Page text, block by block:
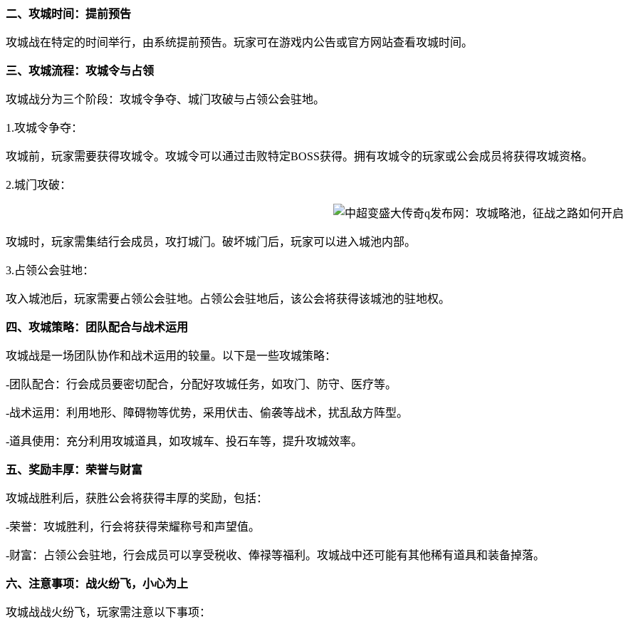
二、攻城时间：提前预告
攻城战在特定的时间举行，由系统提前预告。玩家可在游戏内公告或官方网站查看攻城时间。
三、攻城流程：攻城令与占领
攻城战分为三个阶段：攻城令争夺、城门攻破与占领公会驻地。
1.攻城令争夺：
攻城前，玩家需要获得攻城令。攻城令可以通过击败特定BOSS获得。拥有攻城令的玩家或公会成员将获得攻城资格。
2.城门攻破：
攻城时，玩家需集结行会成员，攻打城门。破坏城门后，玩家可以进入城池内部。
3.占领公会驻地：
攻入城池后，玩家需要占领公会驻地。占领公会驻地后，该公会将获得该城池的驻地权。
四、攻城策略：团队配合与战术运用
攻城战是一场团队协作和战术运用的较量。以下是一些攻城策略：
-团队配合：行会成员要密切配合，分配好攻城任务，如攻门、防守、医疗等。
-战术运用：利用地形、障碍物等优势，采用伏击、偷袭等战术，扰乱敌方阵型。
-道具使用：充分利用攻城道具，如攻城车、投石车等，提升攻城效率。
五、奖励丰厚：荣誉与财富
攻城战胜利后，获胜公会将获得丰厚的奖励，包括：
-荣誉：攻城胜利，行会将获得荣耀称号和声望值。
-财富：占领公会驻地，行会成员可以享受税收、俸禄等福利。攻城战中还可能有其他稀有道具和装备掉落。
六、注意事项：战火纷飞，小心为上
攻城战战火纷飞，玩家需注意以下事项：